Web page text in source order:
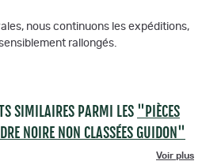
nous continuons les expéditions,
rallongés.
SIMILAIRES PARMI LES "PIÈCES
NOIRE NON CLASSÉES GUIDON"
Voir plus